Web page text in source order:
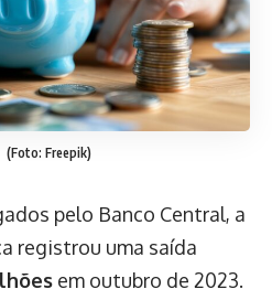
(Foto: Freepik)
pelo Banco Central, a
registrou uma saída
em outubro de 2023.